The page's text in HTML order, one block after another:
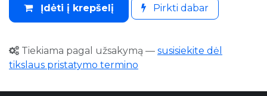
Įdėti į krepšelį Pirkti dabar
Tiekiama pagal užsakymą — susisiekite dėl
tikslaus pristatymo termino